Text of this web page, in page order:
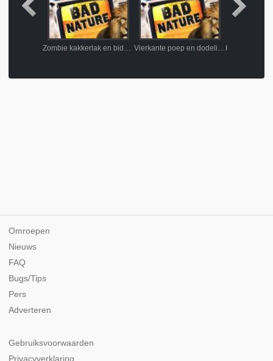
Zombie kakkerlak en bidsprinkhaankreeft karate Vierkante poep en dodelijke kikker
Omroepen
Nieuws
FAQ
Bugs/Tips
Pers
Adverteren
Gebruiksvoorwaarden
Privacyverklaring